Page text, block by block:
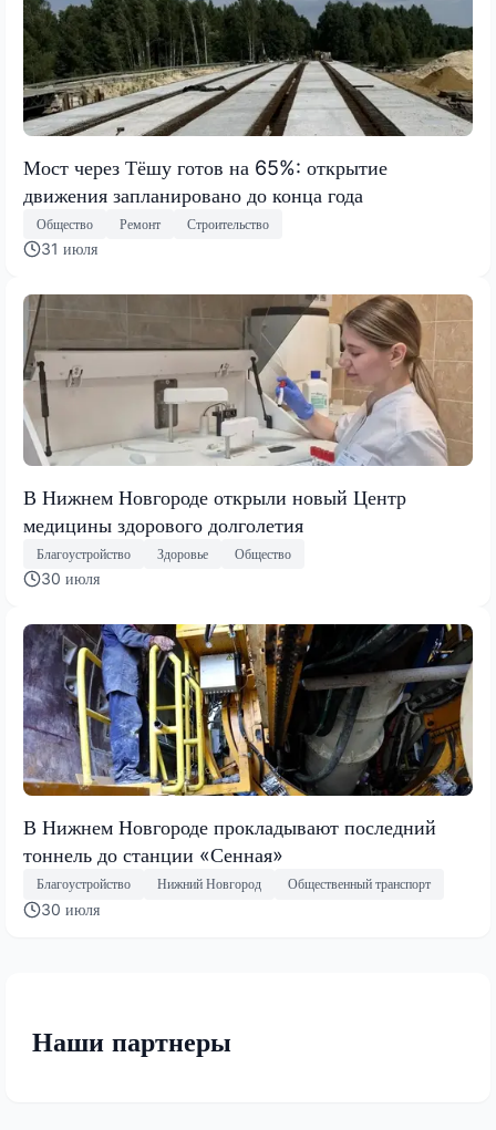
Мост через Тёшу готов на 65%: открытие
движения запланировано до конца года
Общество Ремонт Строительство
31 июля
В Нижнем Новгороде открыли новый Центр
медицины здорового долголетия
Благоустройство Здоровье Общество
30 июля
В Нижнем Новгороде прокладывают последний
тоннель до станции «Сенная»
Благоустройство Нижний Новгород Общественный транспорт
30 июля
Наши партнеры